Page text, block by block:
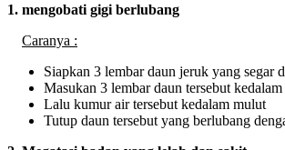
1. mengobati gigi berlubang
Caranya :
Siapkan 3 lembar daun jeruk yang segar
Masukan 3 lembar daun tersebut
Lalu kumur air tersebut kedalam mulut
Tutup daun tersebut yang berlubang